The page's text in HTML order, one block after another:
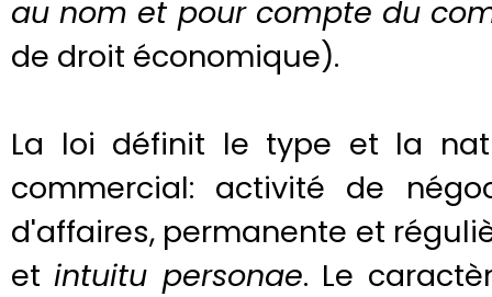
au nom et pour compte du
de droit économique).
La loi définit le type et la
commercial: activité de
d'affaires, permanente et
etintuitu personae. Le